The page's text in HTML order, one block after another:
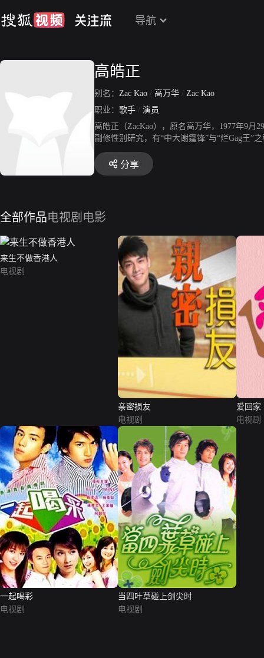
导航
高皓正
别名： Zac Kao / 高万华 / Zac Kao
职业： 歌手 / 演员
高皓正（ZacKao），原名高万华，1977年9
副修性别研究，有“中大谢霆锋”与“烂Gag王”
目，及担任无线电视综艺节目《东张西望》
分享
全部作品电视剧 电影
来生不做香港人
电视剧
亲密损友
电视剧
爱回家
电视剧
一起喝彩
电视剧
当四叶草碰上剑尖时
电视剧